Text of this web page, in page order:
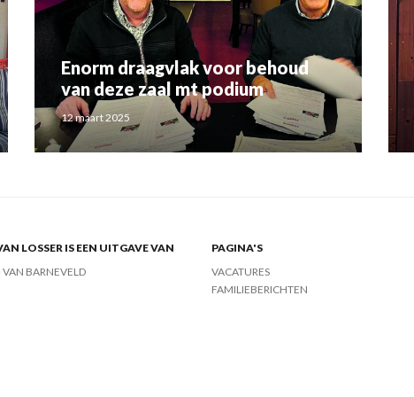
Enorm draagvlak voor behoud
van deze zaal mt podium
12 maart 2025
LOSSER IS EEN UITGAVE VAN
VAN BARNEVELD
PAGINA'S
VACATURES
FAMILIEBERICHTEN